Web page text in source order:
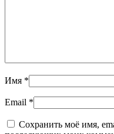
Имя *
Email *
Сохранить моё имя,